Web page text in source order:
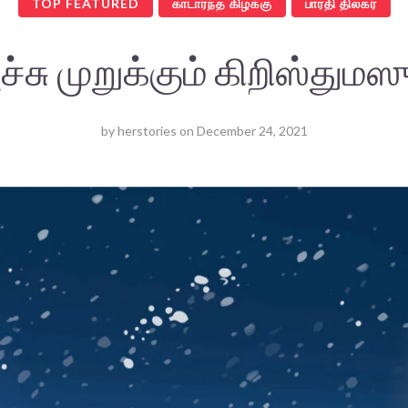
முறுக்கும்
byherstories on December 24, 2021